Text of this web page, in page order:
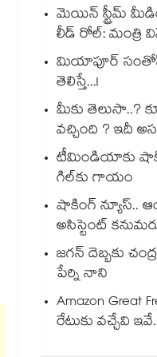
మెయిన్ స్ట్రీమ్
లీడ్ రోల్: మంత్రి
మియాపూర్ సంతోష్
తెలిస్తే...!
మీకు తెలుసా..?
వచ్చింది ? ఇదీ
టీమిండియాకు
గిల్‎కు గాయం
షాకింగ్ న్యూస్..
అసిస్టెంట్
జగన్ దెబ్బకు
పేర్ని నాని
Amazon Great
రేటుకు వచ్చేవి